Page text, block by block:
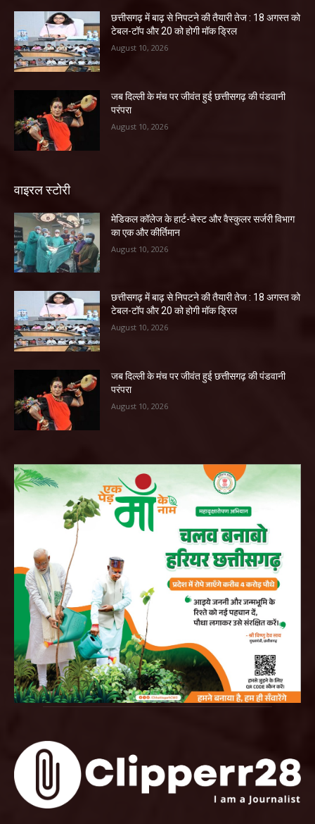
छत्तीसगढ़ में बाढ़ से निपटने की तैयारी तेज : 18 अगस्त को
टेबल-टॉप और 20 को होगी मॉक ड्रिल
August 10, 2026
जब दिल्ली के मंच पर जीवंत हुई छत्तीसगढ़ की पंडवानी
परंपरा
August 10, 2026
वाइरल स्टोरी
​मेडिकल कॉलेज के हार्ट-चेस्ट और वैस्कुलर सर्जरी विभाग
का एक और कीर्तिमान
August 10, 2026
छत्तीसगढ़ में बाढ़ से निपटने की तैयारी तेज : 18 अगस्त को
टेबल-टॉप और 20 को होगी मॉक ड्रिल
August 10, 2026
जब दिल्ली के मंच पर जीवंत हुई छत्तीसगढ़ की पंडवानी
परंपरा
August 10, 2026